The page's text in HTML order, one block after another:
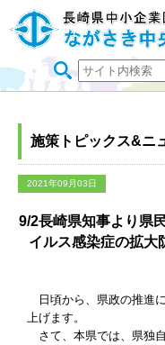
施策トピックス&ニ
2021年09月03日
9/2長崎県知事より県
イルス感染症の拡大
日頃から、県政の推進
上げます。
さて、本県では、県独